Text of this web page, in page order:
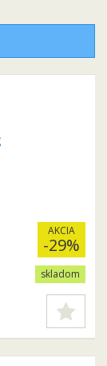
AKCIA
-29%
skladom